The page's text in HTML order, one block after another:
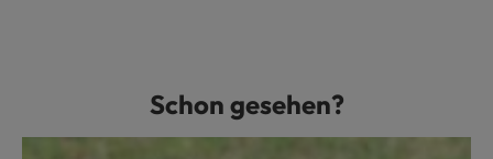
Produktgalerie überspringenSchon gesehen?